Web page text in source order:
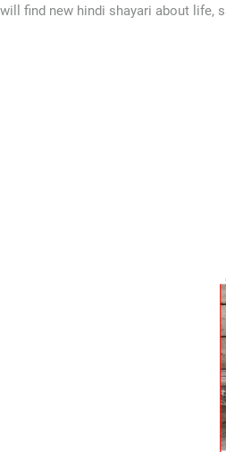
find new hindi shayari about life,